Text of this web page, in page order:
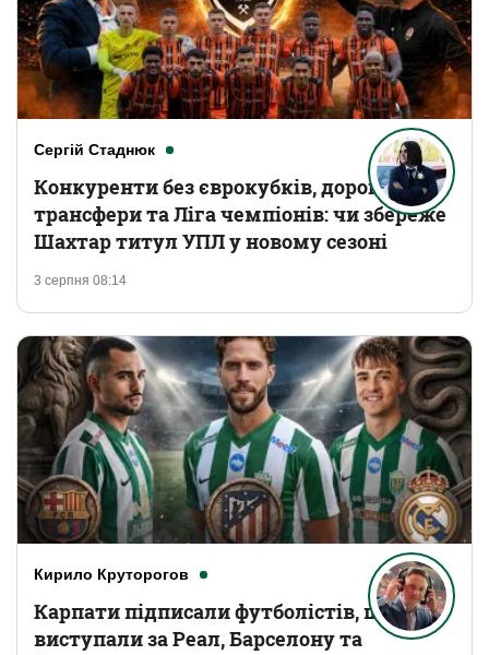
Сергій Стаднюк
3 серпня 08:14
Конкуренти без єврокубків, дорогі
трансфери та Ліга чемпіонів: чи збереже
Шахтар титул УПЛ у новому сезоні
Кирило Круторогов
Карпати підписали футболістів, що
виступали за Реал, Барселону та